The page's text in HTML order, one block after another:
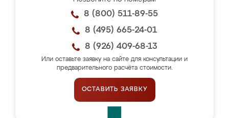
8 (800) 511-89-55
8 (495) 665-24-01
8 (926) 409-68-13
Или оставьте заявку на сайте для консультации и
предварительного расчёта стоимости.
ОСТАВИТЬ ЗАЯВКУ